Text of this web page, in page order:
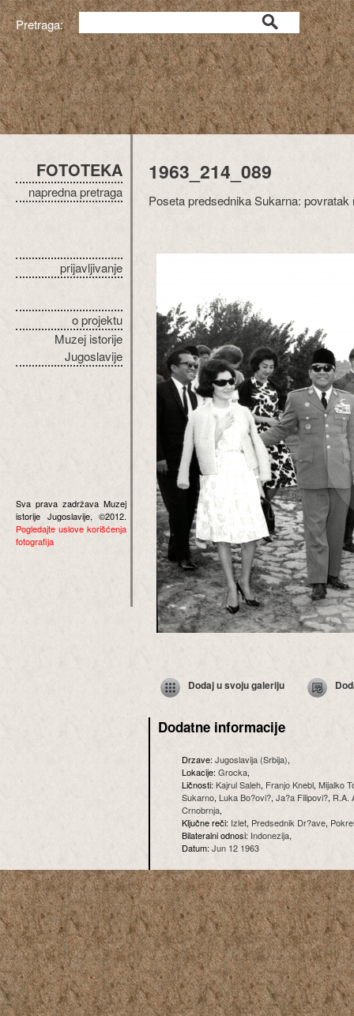
Pretraga:
FOTOTEKA
napredna pretraga
prijavljivanje
o projektu
Muzej istorije
Jugoslavije
Sva prava zadržava Muzej
istorije Jugoslavije, ©2012.
Pogledajte uslove korišćenja
fotografija
1963_214_089
Poseta predsednika Sukarna: povratak
Dodaj u svoju galeriju
Dodatne informacije
Drzave:Jugoslavija (Srbija),
Lokacije:Grocka,
Ličnosti:Kajrul Saleh, Franjo Knebl, Mijalko
Sukarno, Luka Bo?ovi?, Ja?a Filipovi?, R.A.
Crnobrnja,
Ključne reči: Izlet, Predsednik Dr?ave,
Bilateralni odnosi: Indonezija,
Datum: Jun 12 1963